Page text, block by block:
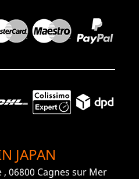
JAPAN
06800 Cagnes sur Mer